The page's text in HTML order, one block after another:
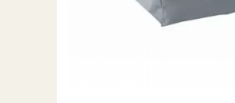
Vase pentru gătit din inox